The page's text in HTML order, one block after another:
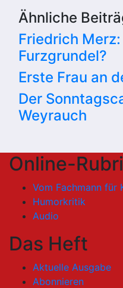
Ähnliche
Friedrich
Furzgrundel?
Erste Frau an
Der
Weyrauch
Online-
Vom Fachmann für
Humorkritik
Audio
Das Heft
Aktuelle Ausgabe
Abonnieren